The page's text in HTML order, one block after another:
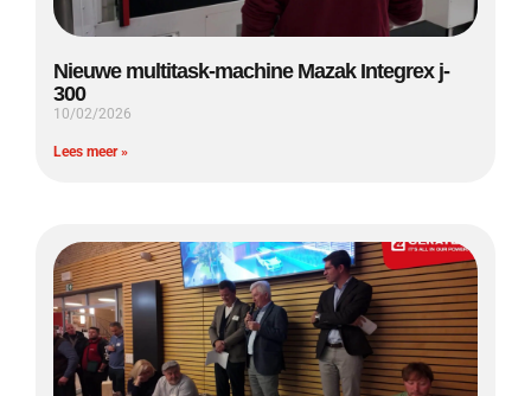
Nieuwe multitask-machine Mazak Integrex j-
300
10/02/2026
Lees meer »